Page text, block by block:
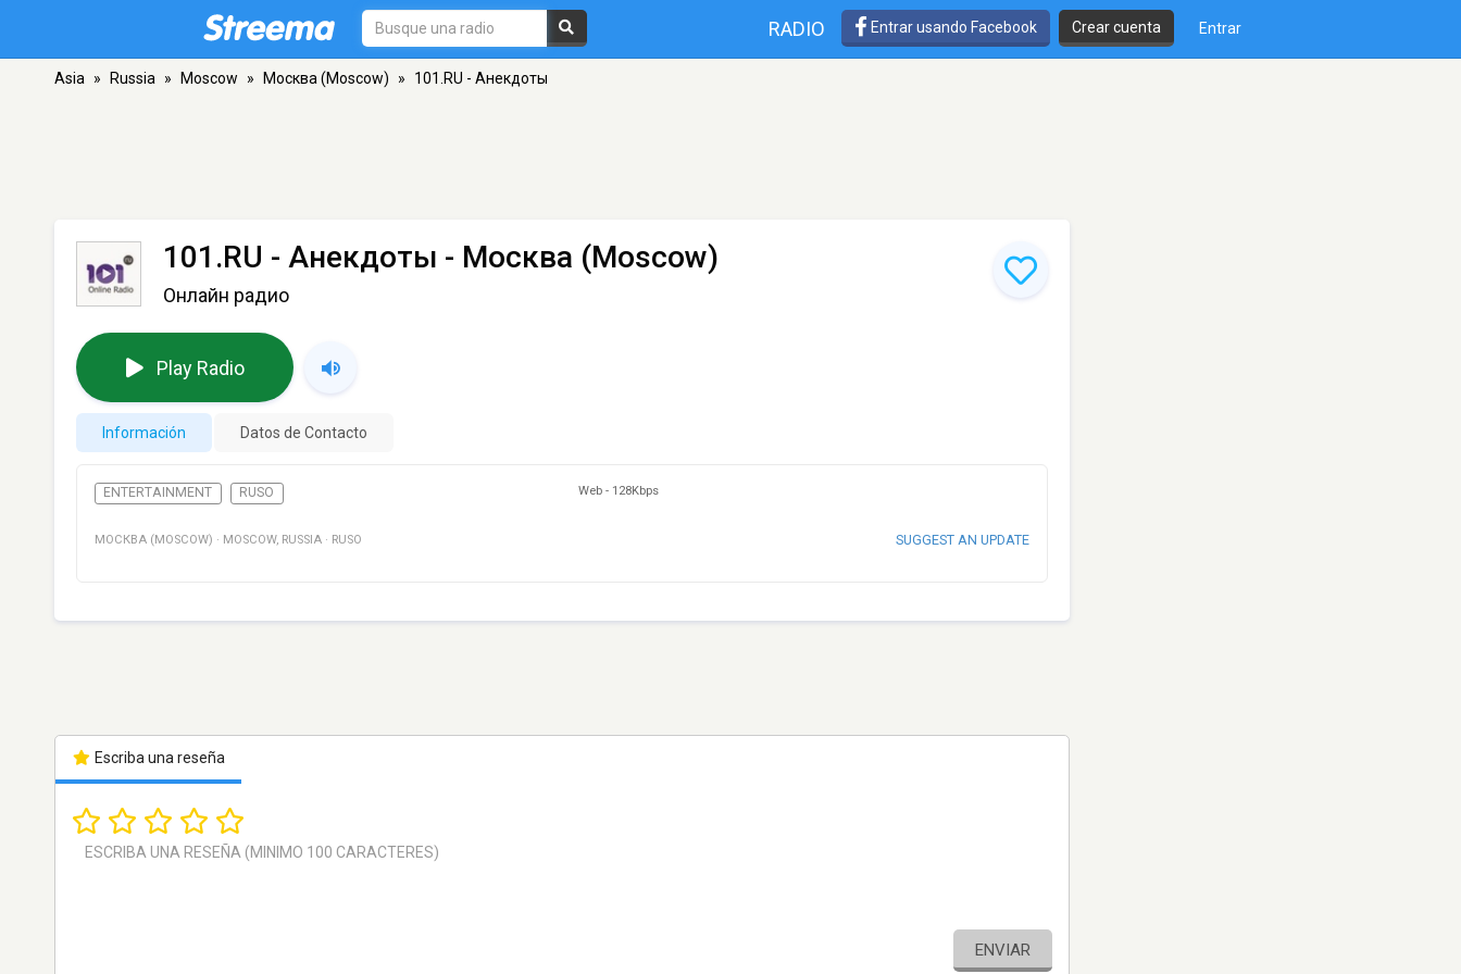
RADIO Entrar usando Facebook Crear cuenta Entrar
Asia » Russia » Moscow » Москва (Moscow) » 101.RU - Анекдоты
101.RU - Анекдоты - Москва (Moscow)
Онлайн радио
Play Radio
Información Datos de Contacto
ENTERTAINMENT RUSO Web - 128Kbps
МОСКВА (MOSCOW) · MOSCOW, RUSSIA · RUSO SUGGEST AN UPDATE
Escriba una reseña
ENVIAR